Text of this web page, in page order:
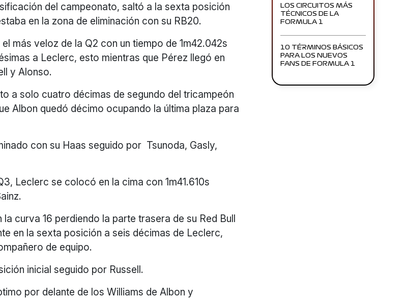
del campeonato, saltó a la sexta posición
en la zona de eliminación con su RB20.
más veloz de la Q2 con un tiempo de 1m42.042s
a Leclerc, esto mientras que Pérez llegó en
y Alonso.
a solo cuatro décimas de segundo del tricampeón
Albon quedó décimo ocupando la última plaza para
con su Haas seguido por Tsunoda, Gasly,
Leclerc se colocó en la cima con 1m41.610s
curva 16 perdiendo la parte trasera de su Red Bull
en la sexta posición a seis décimas de Leclerc,
de equipo.
inicial seguido por Russell.
por delante de los Williams de Albon y
LOS CIRCUITOS MÁS
TÉCNICOS DE LA
FORMULA 1
10 TÉRMINOS BÁSICOS
PARA LOS NUEVOS
FANS DE FORMULA 1